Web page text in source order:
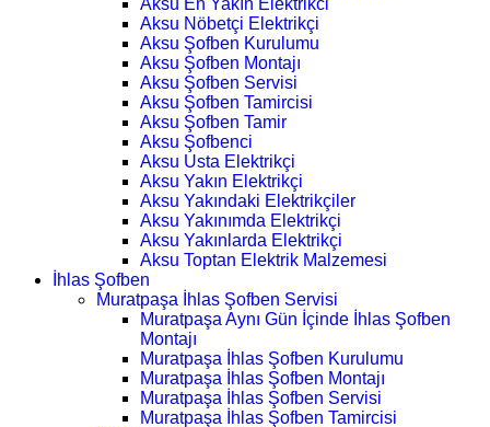
Aksu En Yakın Elektrikci
Aksu Nöbetçi Elektrikçi
Aksu Şofben Kurulumu
Aksu Şofben Montajı
Aksu Şofben Servisi
Aksu Şofben Tamircisi
Aksu Şofben Tamir
Aksu Şofbenci
Aksu Usta Elektrikçi
Aksu Yakın Elektrikçi
Aksu Yakındaki Elektrikçiler
Aksu Yakınımda Elektrikçi
Aksu Yakınlarda Elektrikçi
Aksu Toptan Elektrik Malzemesi
İhlas Şofben
Muratpaşa İhlas Şofben Servisi
Muratpaşa Aynı Gün İçinde İhlas Şofben
Montajı
Muratpaşa İhlas Şofben Kurulumu
Muratpaşa İhlas Şofben Montajı
Muratpaşa İhlas Şofben Servisi
Muratpaşa İhlas Şofben Tamircisi